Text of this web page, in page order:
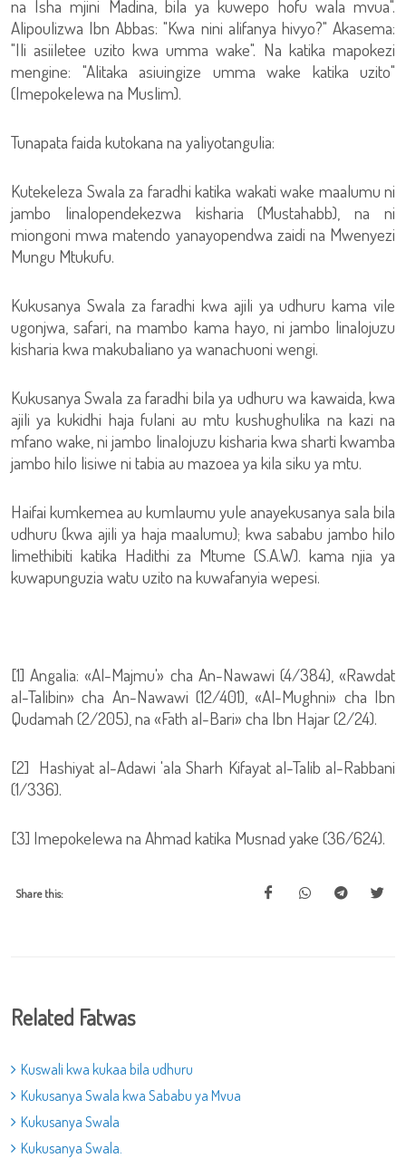
na Isha mjini Madina, bila ya kuwepo hofu wala mvua".
Alipoulizwa Ibn Abbas: "Kwa nini alifanya hivyo?" Akasema:
"Ili asiiletee uzito kwa umma wake". Na katika mapokezi
mengine: "Alitaka asiuingize umma wake katika uzito"
(Imepokelewa na Muslim).
Tunapata faida kutokana na yaliyotangulia:
Kutekeleza Swala za faradhi katika wakati wake maalumu ni
jambo linalopendekezwa kisharia (Mustahabb), na ni
miongoni mwa matendo yanayopendwa zaidi na Mwenyezi
Mungu Mtukufu.
Kukusanya Swala za faradhi kwa ajili ya udhuru kama vile
ugonjwa, safari, na mambo kama hayo, ni jambo linalojuzu
kisharia kwa makubaliano ya wanachuoni wengi.
Kukusanya Swala za faradhi bila ya udhuru wa kawaida, kwa
ajili ya kukidhi haja fulani au mtu kushughulika na kazi na
mfano wake, ni jambo linalojuzu kisharia kwa sharti kwamba
jambo hilo lisiwe ni tabia au mazoea ya kila siku ya mtu.
Haifai kumkemea au kumlaumu yule anayekusanya sala bila
udhuru (kwa ajili ya haja maalumu); kwa sababu jambo hilo
limethibiti katika Hadithi za Mtume (S.A.W). kama njia ya
kuwapunguzia watu uzito na kuwafanyia wepesi.
[1] Angalia: «Al-Majmu'» cha An-Nawawi (4/384), «Rawdat
al-Talibin» cha An-Nawawi (12/401), «Al-Mughni» cha Ibn
Qudamah (2/205), na «Fath al-Bari» cha Ibn Hajar (2/24).
[2] Hashiyat al-Adawi 'ala Sharh Kifayat al-Talib al-Rabbani
(1/336).
[3] Imepokelewa na Ahmad katika Musnad yake (36/624).
Share this:
Related Fatwas
Kuswali kwa kukaa bila udhuru
Kukusanya Swala kwa Sababu ya Mvua
Kukusanya Swala
Kukusanya Swala.